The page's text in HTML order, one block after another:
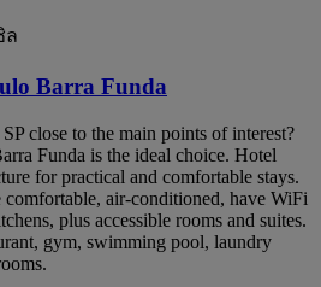
ล
Barra Funda
close to the main points of interest?
Funda is the ideal choice. Hotel
for practical and comfortable stays.
comfortable, air-conditioned, have WiFi
plus accessible rooms and suites.
gym, swimming pool, laundry